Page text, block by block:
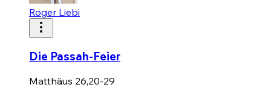
Roger Liebi
Die Passah-Feier
Matthäus 26,20-29